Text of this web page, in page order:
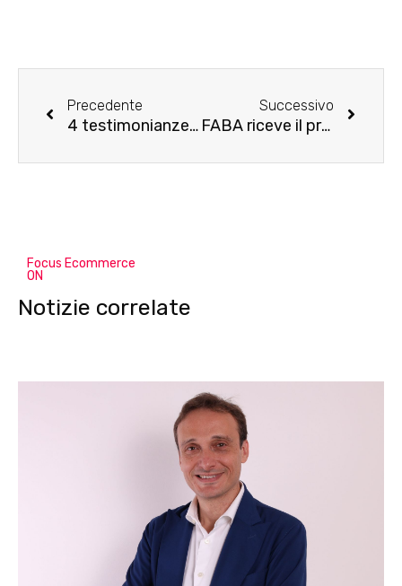
Precedente
4 testimonianze per la Giornata internazionale dei diritti della donna
Successivo
FABA riceve il premio “Toys Awards 2022” e si prepara a lanciare nuovi contenuti
Focus Ecommerce
ON
Notizie correlate